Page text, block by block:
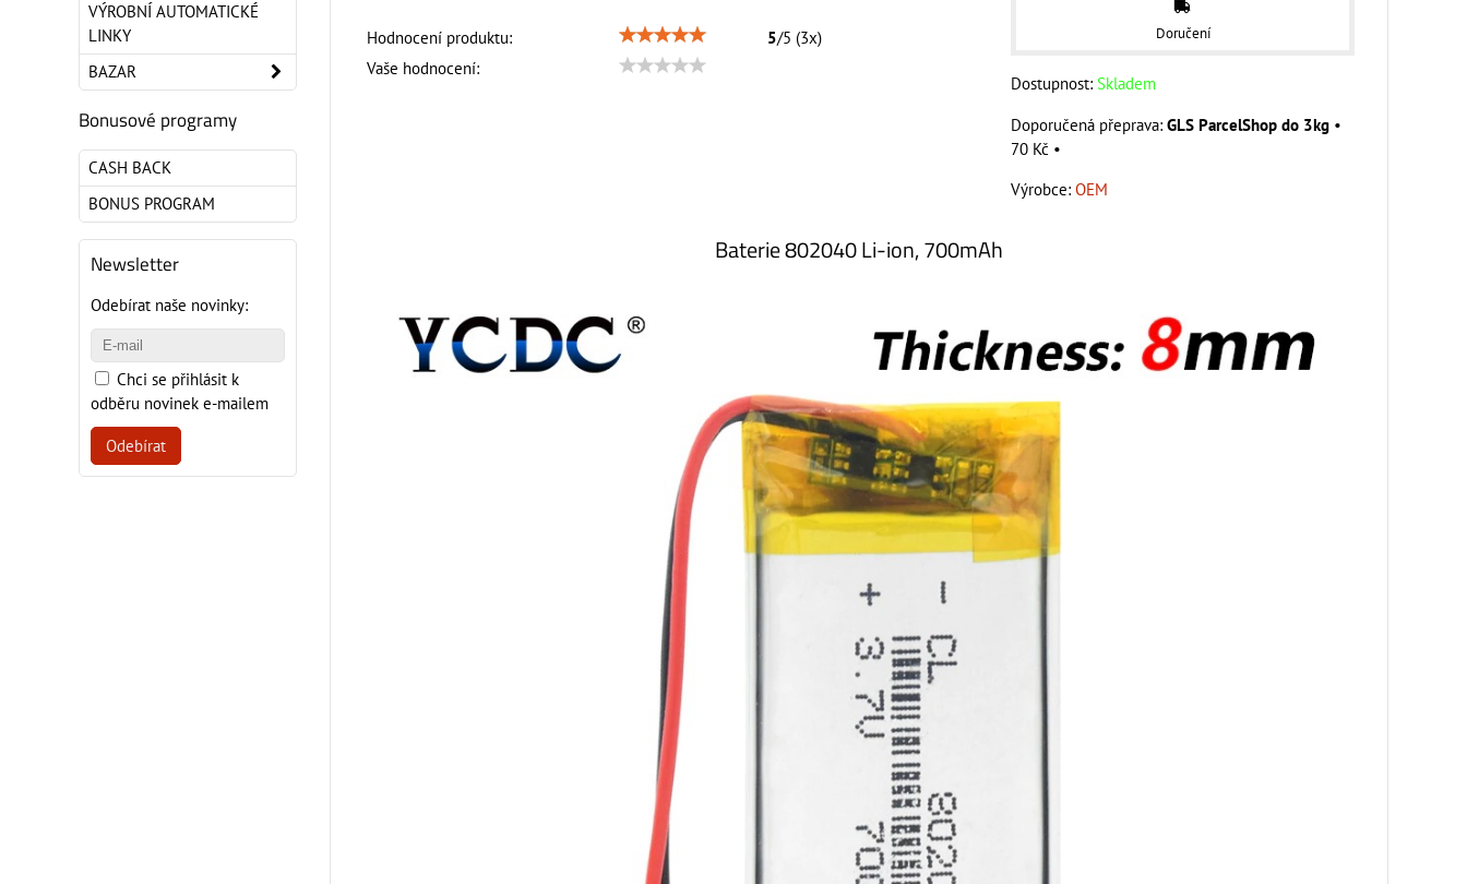
Hodnocení produktu: 5/5 (3x)
Vaše hodnocení:
Doručení
Dostupnost: Skladem
GLS ParcelShop do 3kg •
70 Kč •
Výrobce: OEM
Baterie 802040 Li-ion, 700mAh
VÝROBNÍ AUTOMATICKÉ
LINKY
BAZAR
Bonusové programy
CASH BACK
BONUS PROGRAM
Newsletter
Odebírat naše novinky:
Chci se přihlásit k
odběru novinek e-mailem
Odebírat